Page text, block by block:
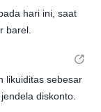
hari ini, saat
barel.
likuiditas sebesar
diskonto.